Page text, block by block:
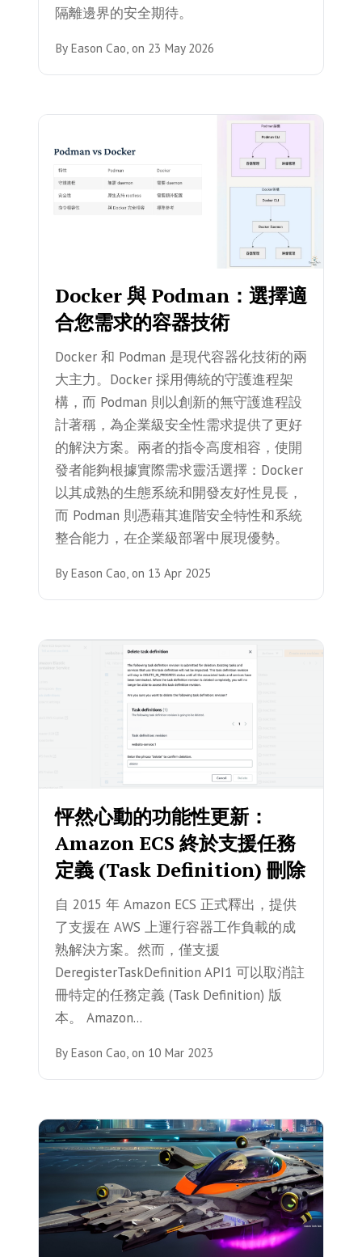
隔離邊界的安全期待。
By Eason Cao, on 23 May 2026
Docker 與 Podman：選擇適
合您需求的容器技術
Docker 和 Podman 是現代容器化技術的兩
大主力。Docker 採用傳統的守護進程架
構，而 Podman 則以創新的無守護進程設
計著稱，為企業級安全性需求提供了更好
的解決方案。兩者的指令高度相容，使開
發者能夠根據實際需求靈活選擇：Docker
以其成熟的生態系統和開發友好性見長，
而 Podman 則憑藉其進階安全特性和系統
整合能力，在企業級部署中展現優勢。
By Eason Cao,on 13 Apr 2025
怦然心動的功能性更新：
Amazon ECS 終於支援任務
定義 (Task Definition) 刪除
自 2015 年 Amazon ECS 正式釋出，提供
了支援在 AWS 上運行容器工作負載的成
熟解決方案。然而，僅支援
DeregisterTaskDefinition API1 可以取消註
冊特定的任務定義 (Task Definition) 版
本。 Amazon...
By Eason Cao, on 10 Mar 2023